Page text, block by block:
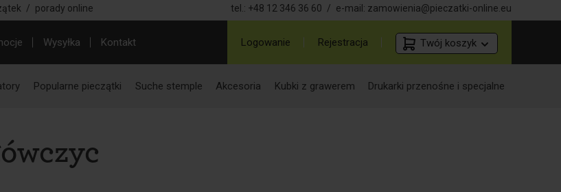
/ porady online tel.: +48 12 346 36 60 / e-mail: zamowienia@pieczatki-online.eu
Logowanie Rejestracja Twój koszyk
Wysyłka Kontakt
Popularne pieczątki Suche stemple Akcesoria Kubki z grawerem Drukarki przenośne i specjalne